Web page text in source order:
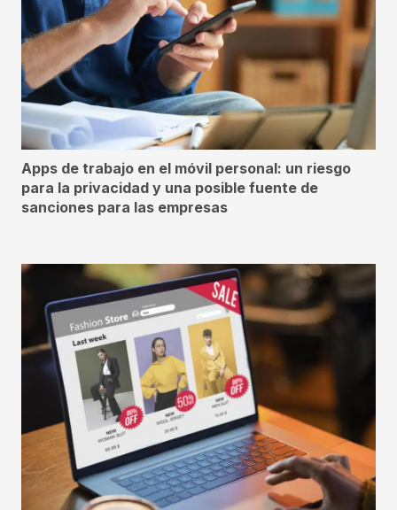
Apps de trabajo en el móvil personal: un riesgo
para la privacidad y una posible fuente de
sanciones para las empresas